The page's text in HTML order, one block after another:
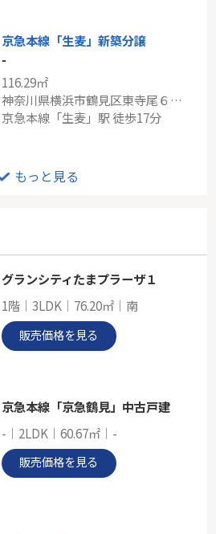
京急本線「生麦」新築分譲
-
116.29㎡
神奈川県横浜市鶴見区東寺尾６丁目
京急本線「生麦」駅 徒歩17分
ＪＲ東海道本線「横浜」中古戸建
-
-
104.95㎡
東京都町田市能ヶ谷６丁目
もっと見る
グランシティたまプラーザ１
1階｜3LDK｜76.20㎡｜南
販売価格を見る
京急本線「京急鶴見」中古戸建
-｜2LDK｜60.67㎡｜-
販売価格を見る